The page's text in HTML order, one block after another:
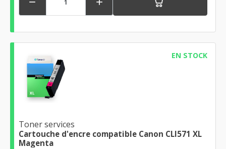
EN STOCK
Toner services
Cartouche d'encre compatible Canon CLI571 XL
Magenta